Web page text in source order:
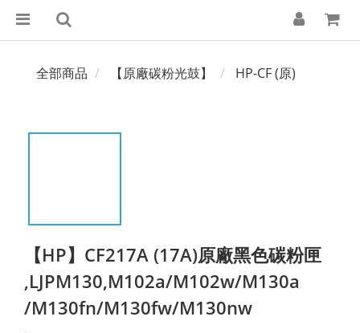
全部商品 【原廠碳粉光鼓】 HP-CF (原)
【HP】CF217A (17A)原廠黑色碳粉匣
,LJPM130,M102a/M102w/M130a
/M130fn/M130fw/M130nw